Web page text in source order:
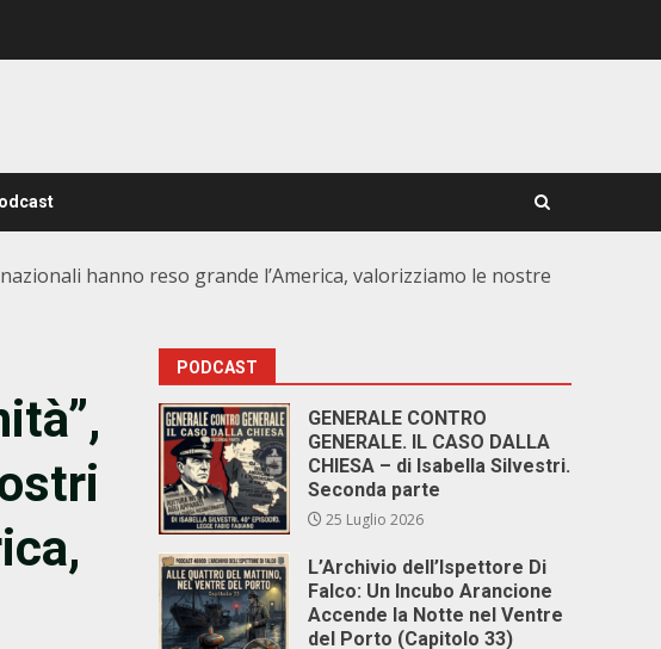
hanno reso grande l’America, valorizziamo le nostre
PODCAST
GENERALE CONTRO
GENERALE. IL CASO DALLA
CHIESA – di Isabella Silvestri.
Seconda parte
25 Luglio 2026
L’Archivio dell’Ispettore Di
Falco: Un Incubo Arancione
Accende la Notte nel Ventre
del Porto (Capitolo 33)